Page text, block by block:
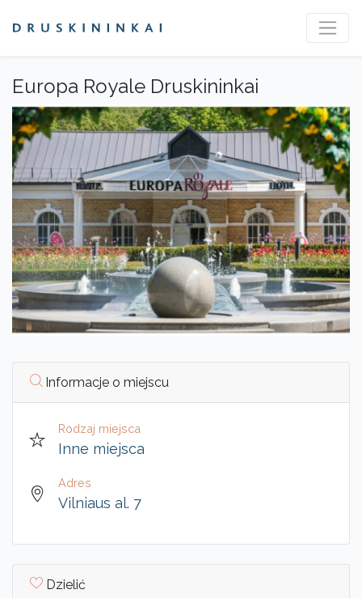
Europa Royale Druskininkai
Informacje o miejscu
Rodzaj miejsca
Inne miejsca
Adres
Vilniaus al. 7
Dzielić